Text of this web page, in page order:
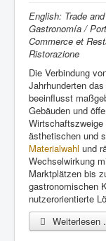
English: Trade
Gastronomía /
Commerce et
Ristorazione
Die Verbindung
Jahrhunderten
beeinflusst
Gebäuden und
ästhetischen und
Materialwahl und
Wechselwirkung
Marktplätzen bis
gastronomischen
nutzerorientierte
Weiterlesen